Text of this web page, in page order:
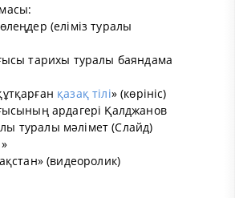
(еліміз туралы
тарихы туралы баяндама
қазақ тілі» (көрініс)
ардагері Қалджанов
туралы мәлімет (Слайд)
(видеоролик)